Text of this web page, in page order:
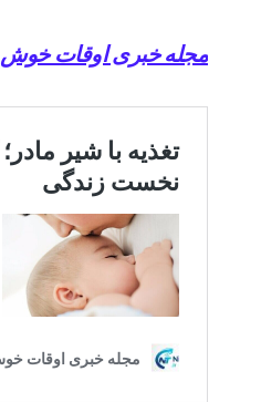
مجله خبری اوقات خوش